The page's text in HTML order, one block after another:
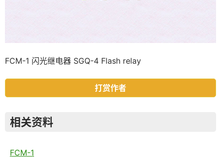
FCM-1 闪光继电器 SGQ-4 Flash relay
打赏作者
相关资料
FCM-1